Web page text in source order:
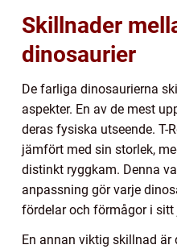
Skillnader
dinosaurier
De farliga dinosaurierna
aspekter. En av de mest
deras fysiska utseende. T-
jämfört med sin storlek,
distinkt ryggkam. Denna
anpassning gör varje
fördelar och förmågor i
En annan viktig skillnad är